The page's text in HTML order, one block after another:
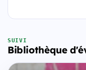
SUIVI
Bibliothèque